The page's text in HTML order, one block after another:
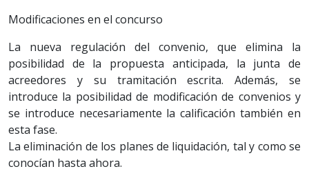
Modificaciones en el concurso
La nueva regulación del convenio, que elimina la
posibilidad de la propuesta anticipada, la junta de
acreedores y su tramitación escrita. Además, se
introduce la posibilidad de modificación de convenios y
se introduce necesariamente la calificación también en
esta fase.
La eliminación de los planes de liquidación, tal y como se
conocían hasta ahora.